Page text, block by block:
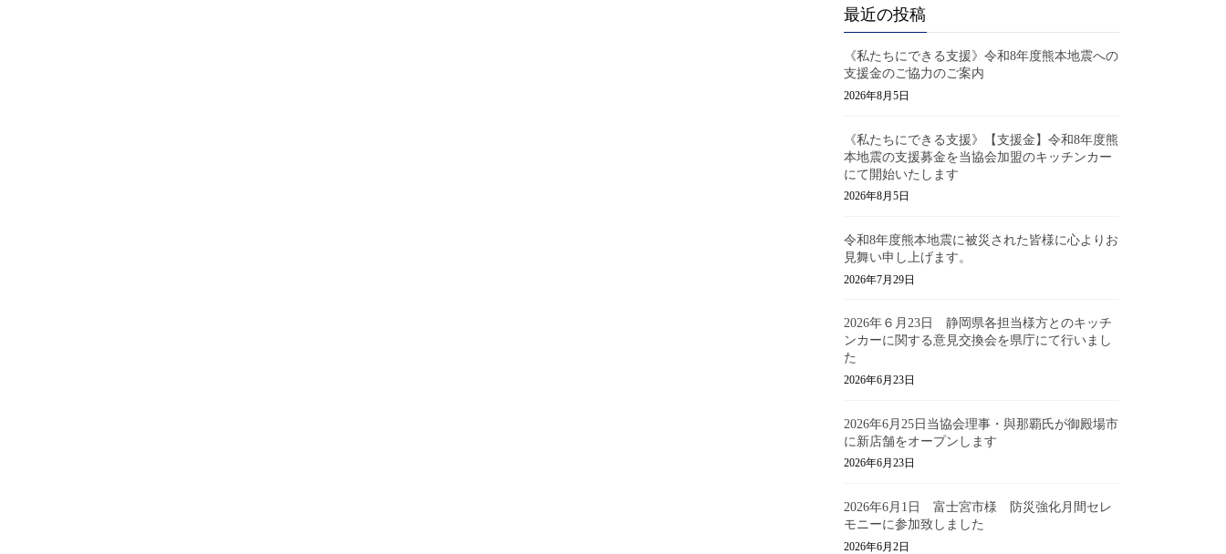
最近の投稿
《私たちにできる支援》令和8年度熊本地震への
支援金のご協力のご案内
2026年8月5日
《私たちにできる支援》【支援金】令和8年度熊
本地震の支援募金を当協会加盟のキッチンカー
にて開始いたします
2026年8月5日
令和8年度熊本地震に被災された皆様に心よりお
見舞い申し上げます。
2026年7月29日
2026年６月23日 静岡県各担当様方とのキッチ
ンカーに関する意見交換会を県庁にて行いまし
た
2026年6月23日
2026年6月25日当協会理事・與那覇氏が御殿場市
に新店舗をオープンします
2026年6月23日
2026年6月1日 富士宮市様 防災強化月間セレ
モニーに参加致しました
2026年6月2日